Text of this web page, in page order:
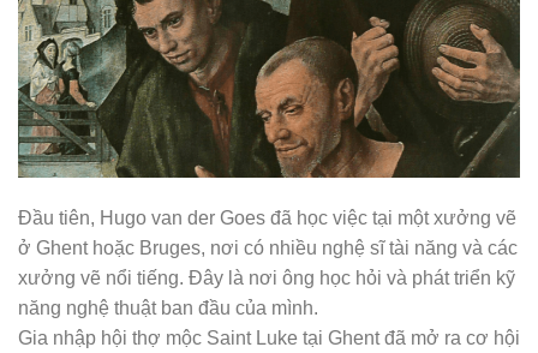
Đầu tiên, Hugo van der Goes đã học việc tại một xưởng vẽ
ở Ghent hoặc Bruges, nơi có nhiều nghệ sĩ tài năng và các
xưởng vẽ nổi tiếng. Đây là nơi ông học hỏi và phát triển kỹ
năng nghệ thuật ban đầu của mình.
Gia nhập hội thợ mộc Saint Luke tại Ghent đã mở ra cơ hội